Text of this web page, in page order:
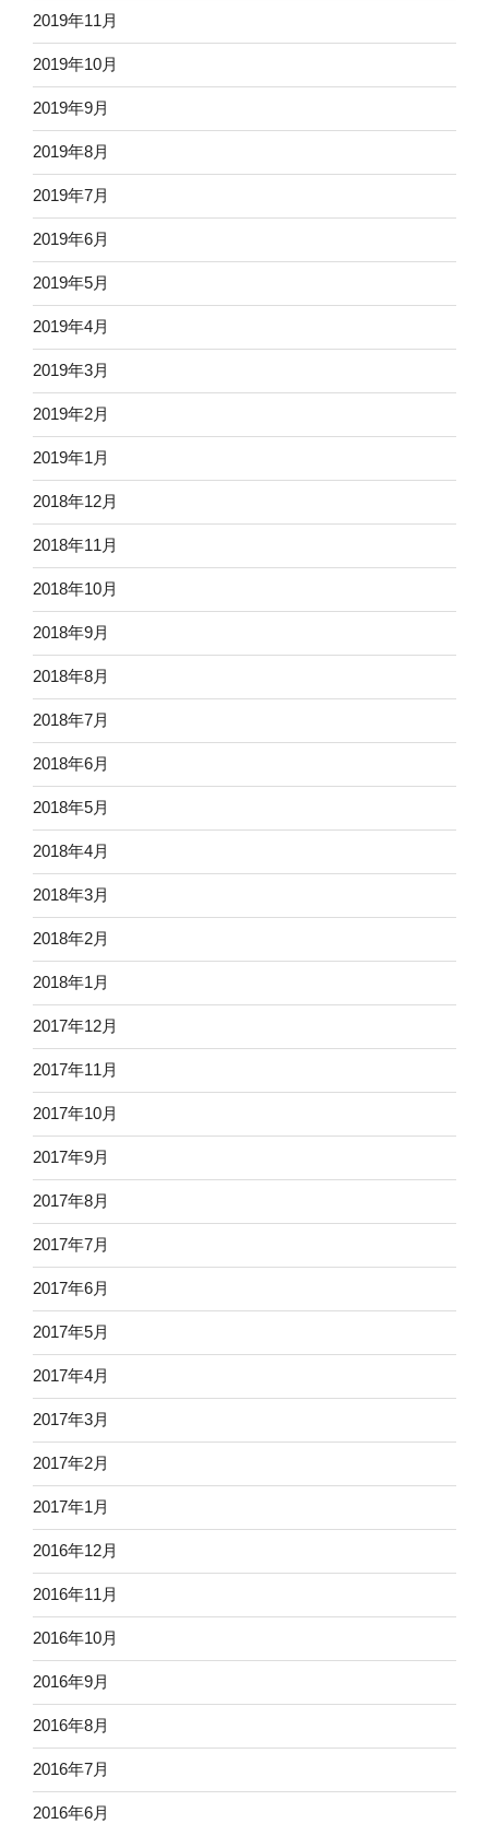
2019年11月
2019年10月
2019年9月
2019年8月
2019年7月
2019年6月
2019年5月
2019年4月
2019年3月
2019年2月
2019年1月
2018年12月
2018年11月
2018年10月
2018年9月
2018年8月
2018年7月
2018年6月
2018年5月
2018年4月
2018年3月
2018年2月
2018年1月
2017年12月
2017年11月
2017年10月
2017年9月
2017年8月
2017年7月
2017年6月
2017年5月
2017年4月
2017年3月
2017年2月
2017年1月
2016年12月
2016年11月
2016年10月
2016年9月
2016年8月
2016年7月
2016年6月